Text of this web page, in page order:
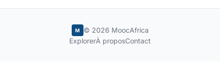
M
© 2026 MoocAfrica
ExplorerÀ proposContact